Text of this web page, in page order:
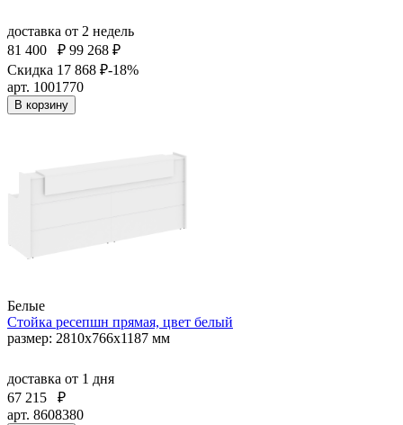
доставка от 2 недель
81 400
₽ 99 268 ₽
Скидка 17 868 ₽-18%
арт. 1001770
В корзину
Белые
Стойка ресепшн прямая, цвет белый
размер: 2810х766х1187 мм
доставка от 1 дня
67 215
₽
арт. 8608380